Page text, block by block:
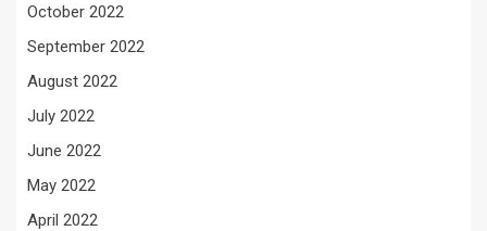
October 2022
September 2022
August 2022
July 2022
June 2022
May 2022
April 2022